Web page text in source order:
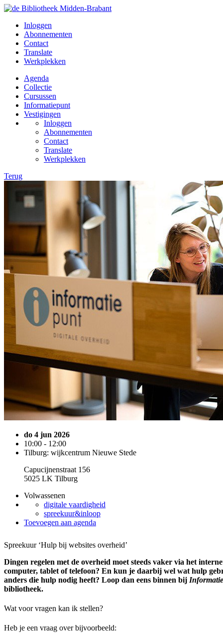
Inloggen
Abonnementen
Contact
Translate
Werkplekken
Agenda
Collectie
Cursussen
Informatiepunt
Vestigingen
Inloggen
Abonnementen
Contact
Translate
Werkplekken
Terug
do 4 jun 2026
10:00 - 12:00
Tilburg: wijkcentrum Nieuwe Stede
Capucijnenstraat 156
5025 LK Tilburg
Volwassenen
digitale vaardigheid
spreekuur&inloop
Toevoegen aan agenda
Spreekuur ‘Hulp bij websites overheid’
Dingen regelen met de overheid moet steeds vaker via het
computer, tablet of telefoon? En kun je daarbij wel wat hulp
anders die hulp nodig heeft? Loop dan eens binnen bij
bibliotheek.
Wat voor vragen kan ik stellen?
Heb je een vraag over bijvoorbeeld: